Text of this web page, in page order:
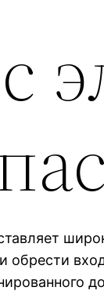
обрести